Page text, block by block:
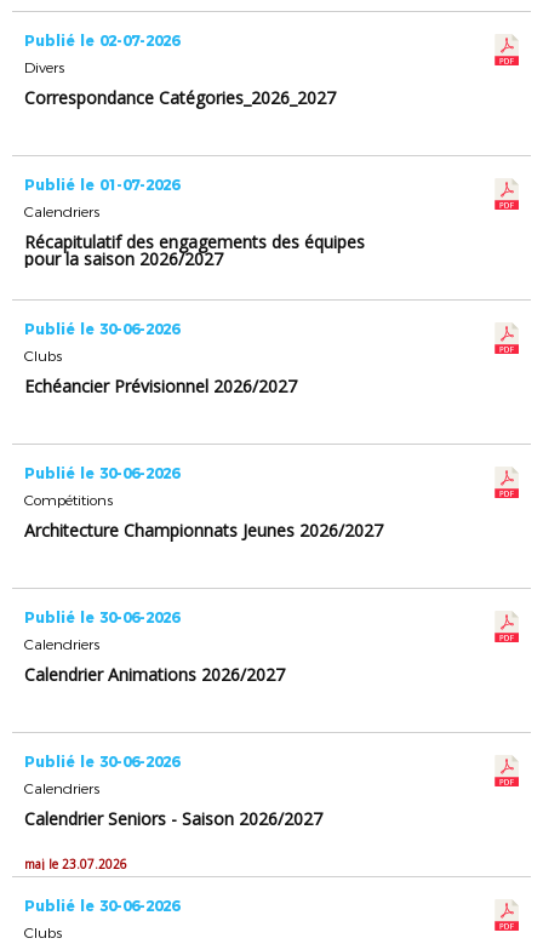
Publié le 02-07-2026
Divers
Correspondance Catégories_2026_2027
Publié le 01-07-2026
Calendriers
Récapitulatif des engagements des équipes
pour la saison 2026/2027
Publié le 30-06-2026
Clubs
Echéancier Prévisionnel 2026/2027
Publié le 30-06-2026
Compétitions
Architecture Championnats Jeunes 2026/2027
Publié le 30-06-2026
Calendriers
Calendrier Animations 2026/2027
Publié le 30-06-2026
Calendriers
Calendrier Seniors - Saison 2026/2027
maj le 23.07.2026
Publié le 30-06-2026
Clubs